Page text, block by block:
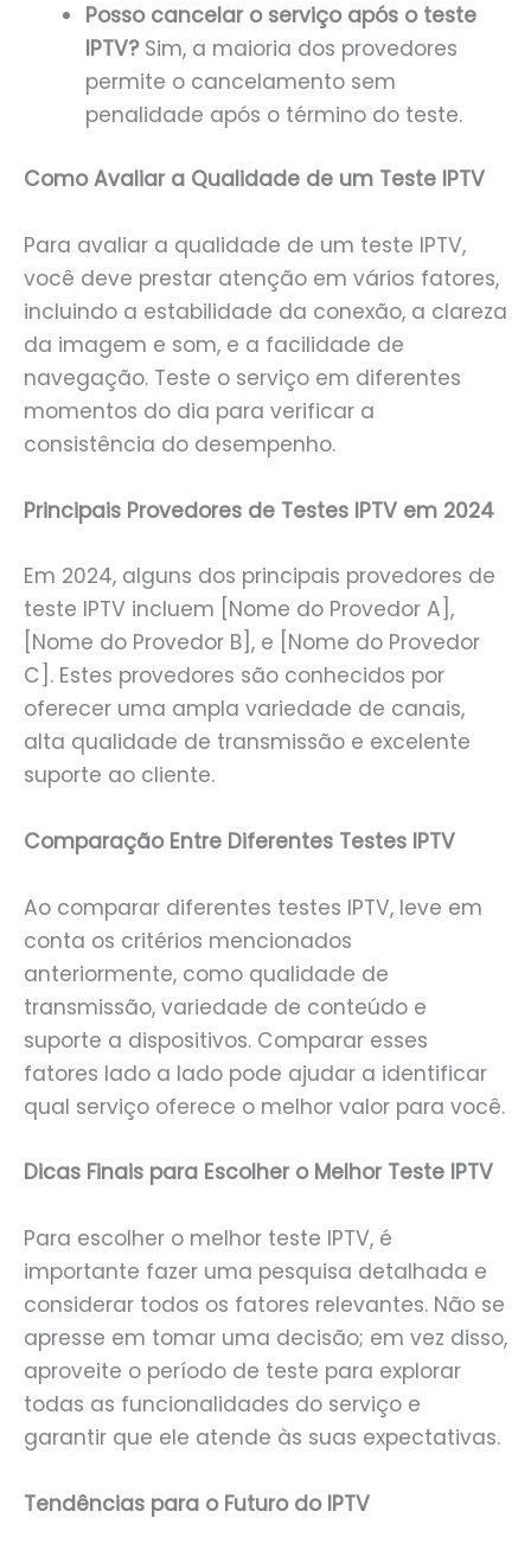
Posso cancelar o serviço após o teste
IPTV?Sim, a maioria dos provedores
permite o cancelamento sem
penalidade após o término do teste.
Como Avaliar a Qualidade de um Teste IPTV
Para avaliar a qualidade de um teste IPTV,
você deve prestar atenção em vários fatores,
incluindo a estabilidade da conexão, a clareza
da imagem e som, e a facilidade de
navegação. Teste o serviço em diferentes
momentos do dia para verificar a
consistência do desempenho.
Principais Provedores de Testes IPTV em 2024
Em 2024, alguns dos principais provedores de
teste IPTV incluem [Nome do Provedor A],
[Nome do Provedor B], e [Nome do Provedor
C]. Estes provedores são conhecidos por
oferecer uma ampla variedade de canais,
alta qualidade de transmissão e excelente
suporte ao cliente.
Comparação Entre Diferentes Testes IPTV
Ao comparar diferentes testes IPTV, leve em
conta os critérios mencionados
anteriormente, como qualidade de
transmissão, variedade de conteúdo e
suporte a dispositivos. Comparar esses
fatores lado a lado pode ajudar a identificar
qual serviço oferece o melhor valor para você.
Dicas Finais para Escolher o Melhor Teste IPTV
Para escolher o melhor teste IPTV, é
importante fazer uma pesquisa detalhada e
considerar todos os fatores relevantes. Não se
apresse em tomar uma decisão; em vez disso,
aproveite o período de teste para explorar
todas as funcionalidades do serviço e
garantir que ele atende às suas expectativas.
Tendências para o Futuro do IPTV